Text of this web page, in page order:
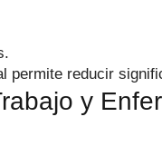
permite reducir
y